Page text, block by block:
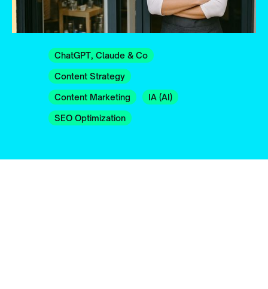
ChatGPT, Claude & Co
Content Strategy
Content Marketing IA (AI)
SEO Optimization